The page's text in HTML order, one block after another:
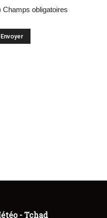
Champs obligatoires
- Tchad